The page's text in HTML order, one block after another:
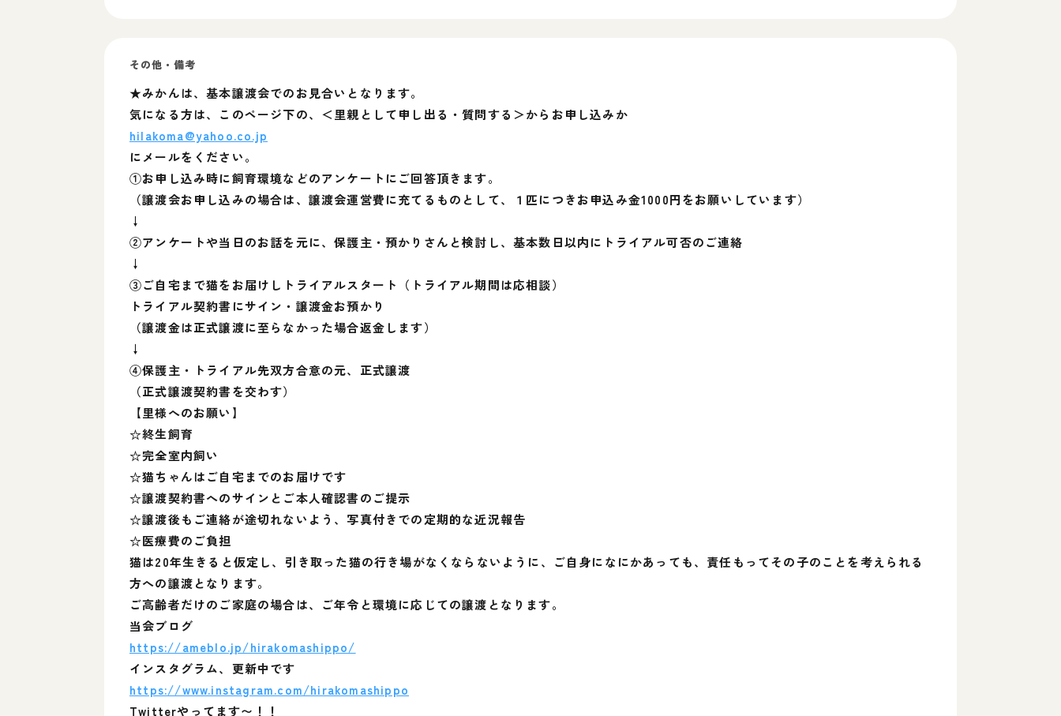
その他・備考
★みかんは、基本譲渡会でのお見合いとなります。
気になる方は、このページ下の、＜里親として申し出る・質問する＞からお申し込みか
hilakoma@yahoo.co.jp
にメールをください。
①お申し込み時に飼育環境などのアンケートにご回答頂きます。
（譲渡会お申し込みの場合は、譲渡会運営費に充てるものとして、１匹につきお申込み金1000円をお願いしています）
↓
②アンケートや当日のお話を元に、保護主・預かりさんと検討し、基本数日以内にトライアル可否のご連絡
↓
③ご自宅まで猫をお届けしトライアルスタート（トライアル期間は応相談）
トライアル契約書にサイン・譲渡金お預かり
（譲渡金は正式譲渡に至らなかった場合返金します）
↓
④保護主・トライアル先双方合意の元、正式譲渡
（正式譲渡契約書を交わす）
【里様へのお願い】
☆終生飼育
☆完全室内飼い
☆猫ちゃんはご自宅までのお届けです
☆譲渡契約書へのサインとご本人確認書のご提示
☆譲渡後もご連絡が途切れないよう、写真付きでの定期的な近況報告
☆医療費のご負担
猫は20年生きると仮定し、引き取った猫の行き場がなくならないように、ご自身になにかあっても、責任もってその子のことを考えられる
方への譲渡となります。
ご高齢者だけのご家庭の場合は、ご年令と環境に応じての譲渡となります。
当会ブログ
https://ameblo.jp/hirakomashippo/
インスタグラム、更新中です
https://www.instagram.com/hirakomashippo
Twitterやってます〜！！